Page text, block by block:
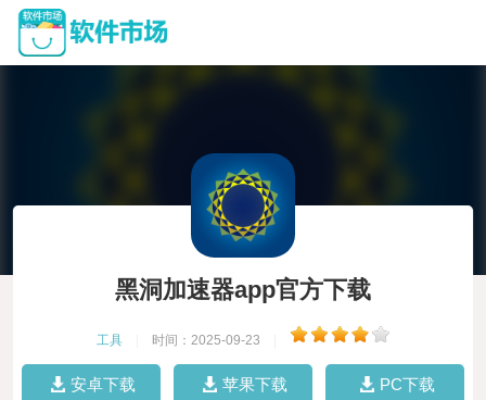
黑洞加速器app官方下载
工具 时间：2025-09-23
安卓下载 苹果下载 PC下载